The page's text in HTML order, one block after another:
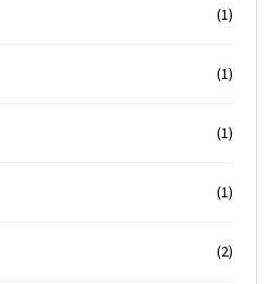
(1)
(1)
(1)
(1)
(2)